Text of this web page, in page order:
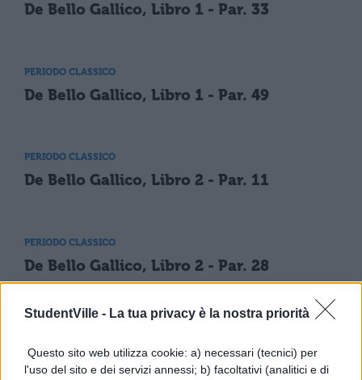
StudentVille - La tua privacy è la nostra priorità
Questo sito web utilizza cookie: a) necessari (tecnici) per
l'uso del sito e dei servizi annessi; b) facoltativi (analitici e di
De Bello Gallico, Libro 1 - Par. 33
PERIODO CLASSICO
De Bello Gallico, Libro 1 - Par. 49
PERIODO CLASSICO
De Bello Gallico, Libro 2 - Par. 11
PERIODO CLASSICO
De Bello Gallico, Libro 2 - Par. 28
De Bello Gallico, Libro 3 - Par. 9